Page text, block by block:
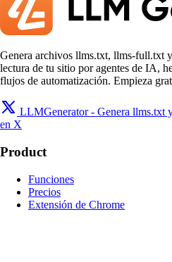
Genera archivos llms.txt, llms-full.txt
lectura de tu sitio por agentes de IA,
flujos de automatización. Empieza
LLMGenerator - Genera llms.txt
en X
Product
Funciones
Precios
Extensión de Chrome